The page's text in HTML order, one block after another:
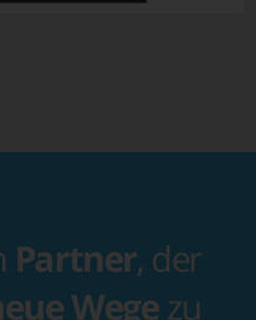
Partner, der
Wegezu